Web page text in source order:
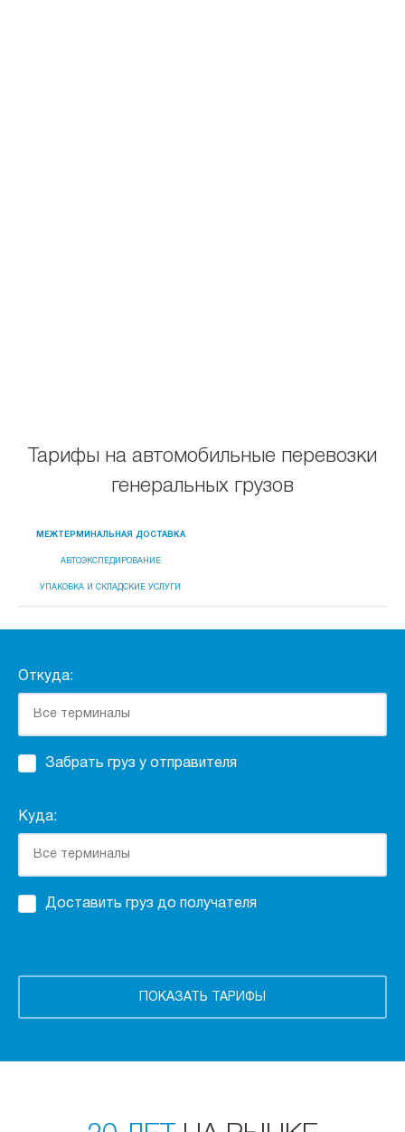
Тарифы на автомобильные перевозки
генеральных грузов
МЕЖТЕРМИНАЛЬНАЯ ДОСТАВКА
АВТОЭКСПЕДИРОВАНИЕ
УПАКОВКА И СКЛАДСКИЕ УСЛУГИ
Откуда:
Забрать груз у отправителя
Куда:
Доставить груз до получателя